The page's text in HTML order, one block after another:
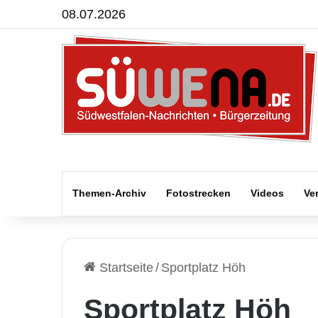
08.07.2026
Themen-Archiv Fotostrecken Videos
Startseite/ Sportplatz Höh
Sportplatz Höh